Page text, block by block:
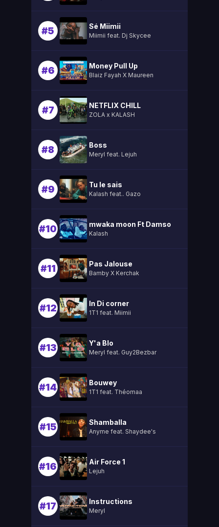
#5 Sé Miimii
Miimii feat. Dj Skycee
#6 Money Pull Up
Blaiz Fayah X Maureen
#7 NETFLIX CHILL
ZOLA x KALASH
#8 Boss
Meryl feat. Lejuh
#9 Tu le sais
Kalash feat.. Gazo
#10 mwaka moon Ft Damso
Kalash
#11 Pas Jalouse
Bamby X Kerchak
#12 In Di corner
1T1 feat. Miimii
#13 Y'a Blo
Meryl feat. Guy2Bezbar
#14 Bouwey
1T1 feat. Théomaa
#15 Shamballa
Anyme feat. Shaydee's
#16 Air Force 1
Lejuh
#17 Instructions
Meryl